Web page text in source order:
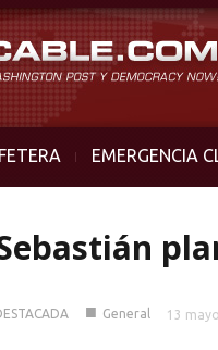
EMERGENCIA
■ General 13